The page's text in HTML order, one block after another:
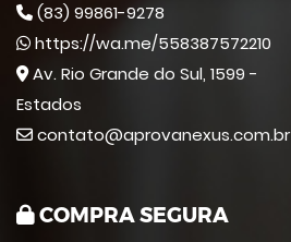
(83) 99861-9278
https://wa.me/558387572210
Av. Rio Grande do Sul, 1599 -
Estados
contato@aprovanexus.com.br
COMPRA SEGURA